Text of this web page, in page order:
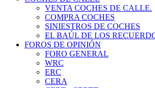
VENTA COCHES DE CALLE.
COMPRA COCHES
SINIESTROS DE COCHES
EL BAÚL DE LOS
FOROS DE OPINIÓN
FORO GENERAL
WRC
ERC
CERA